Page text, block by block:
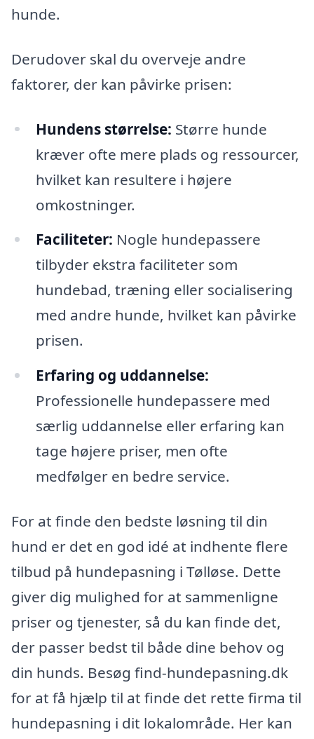
hunde.
Derudover skal du overveje andre
faktorer, der kan påvirke prisen:
Hundens størrelse: Større hunde
kræver ofte mere plads og ressourcer,
hvilket kan resultere i højere
omkostninger.
Faciliteter: Nogle hundepassere
tilbyder ekstra faciliteter som
hundebad, træning eller socialisering
med andre hunde, hvilket kan påvirke
prisen.
Erfaring og uddannelse:
Professionelle hundepassere med
særlig uddannelse eller erfaring kan
tage højere priser, men ofte
medfølger en bedre service.
For at finde den bedste løsning til din
hund er det en god idé at indhente flere
tilbud på hundepasning i Tølløse. Dette
giver dig mulighed for at sammenligne
priser og tjenester, så du kan finde det,
der passer bedst til både dine behov og
din hunds. Besøg find-hundepasning.dk
for at få hjælp til at finde det rette firma til
hundepasning i dit lokalområde. Her kan